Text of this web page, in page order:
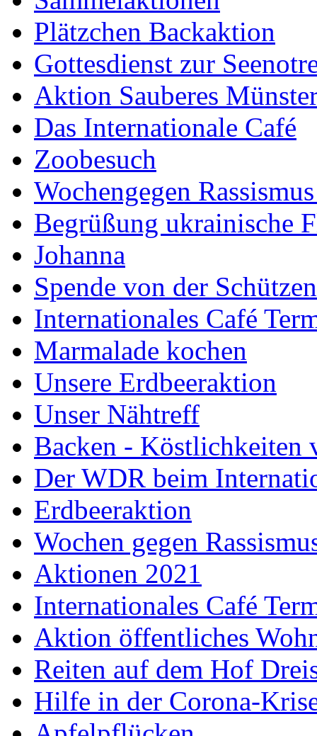
Plätzchen Backaktion
Gottesdienst zur
Aktion Sauberes
Das Internationale Café
Zoobesuch
Wochengegen
Begrüßung ukrainische
Johanna
Spende von der
Internationales Café
Marmalade kochen
Unsere Erdbeeraktion
Unser Nähtreff
Backen - Köstlichkeiten
Der WDR beim
Erdbeeraktion
Wochen gegen
Aktionen 2021
Internationales Café
Aktion öffentliches
Reiten auf dem Hof
Hilfe in der Corona-